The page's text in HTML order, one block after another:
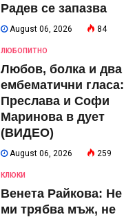
Радев се запазва
August 06, 2026 84
ЛЮБОПИТНО
Любов, болка и два
ембематични гласа:
Преслава и Софи
Маринова в дует
(ВИДЕО)
August 06, 2026 259
КЛЮКИ
Венета Райкова: Не
ми трябва мъж, не